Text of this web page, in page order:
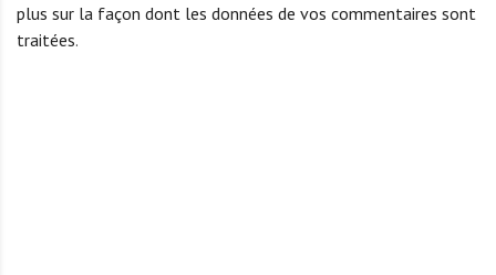
plus sur la façon dont les données de vos commentaires sont
traitées.